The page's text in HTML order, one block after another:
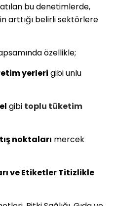
bu denetimlerde,
arttığı belirli sektörlere
özellikle;
yerleri gibi unlu
gibi toplu tüketim
noktaları mercek
ve Etiketler Titizlikle